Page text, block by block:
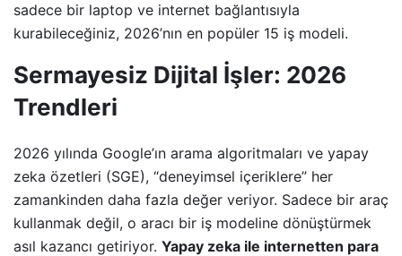
sadece bir laptop ve internet bağlantısıyla
kurabileceğiniz, 2026’nın en popüler 15 iş modeli.
Sermayesiz Dijital İşler: 2026
Trendleri
2026 yılında Google’ın arama algoritmaları ve yapay
zeka özetleri (SGE), “deneyimsel içeriklere” her
zamankinden daha fazla değer veriyor. Sadece bir araç
kullanmak değil, o aracı bir iş modeline dönüştürmek
asıl kazancı getiriyor. Yapay zeka ile internetten para